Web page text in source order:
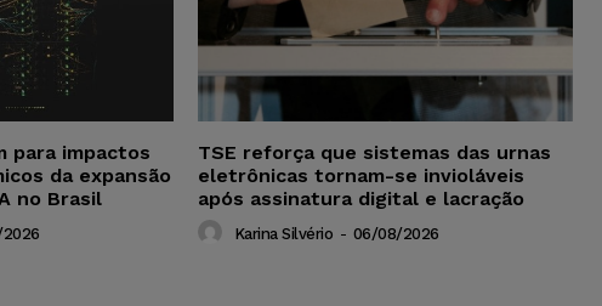
para impactos
da expansão
no Brasil
TSE reforça que sistemas das urnas
eletrônicas tornam-se invioláveis
após assinatura digital e lacração
Karina Silvério - 06/08/2026